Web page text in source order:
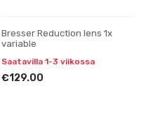
Bresser Reduction lens 1x
variable
Saatavilla 1-3 viikossa
€129.00